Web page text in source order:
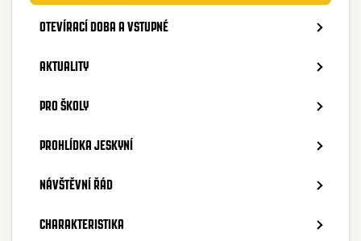
OTEVÍRACÍ DOBA A VSTUPNÉ
AKTUALITY
PRO ŠKOLY
PROHLÍDKA JESKYNÍ
NÁVŠTĚVNÍ ŘÁD
CHARAKTERISTIKA